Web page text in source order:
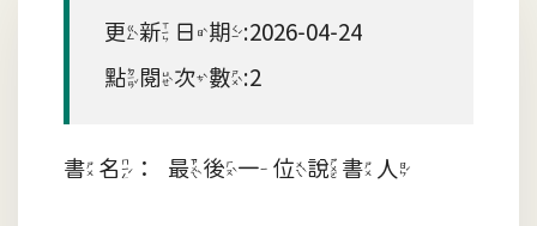
更新日期:2026-04-24
點閱次數:2
書名：最後一位說書人